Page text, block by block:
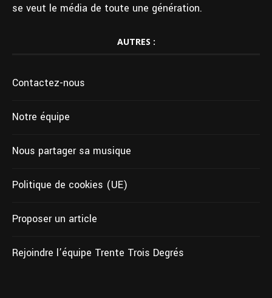
se veut le média de toute une génération.
AUTRES :
Contactez-nous
Notre équipe
Nous partager sa musique
Politique de cookies (UE)
Proposer un article
Rejoindre l’équipe Trente Trois Degrés